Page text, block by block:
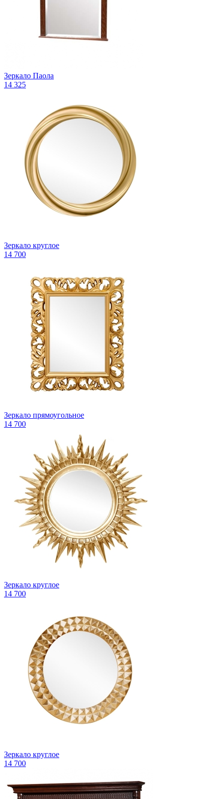
Зеркало Паола
14 325
Зеркало круглое
14 700
Зеркало прямоугольное
14 700
Зеркало круглое
14 700
Зеркало круглое
14 700